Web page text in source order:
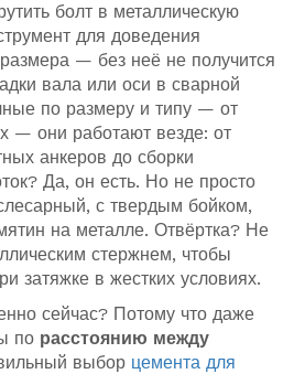
болт в металлическую
для доведения
— без неё не получится
вала или оси в сварной
по размеру и типу — от
— они работают везде: от
анкеров до сборки
Да, он есть. Но не просто
с твердым бойком,
на металле. Отвёртка? Не
стержнем, чтобы
затяжке в жестких условиях.
сейчас? Потому что даже
по расстоянию между
выбор цемента для